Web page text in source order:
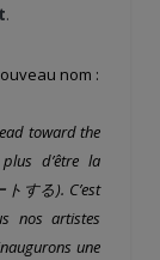
.
nom :
toward the
d’être la
する). C’est
nos artistes
une